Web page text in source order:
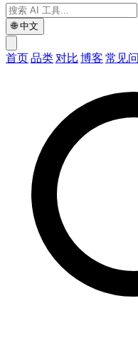
🌐中文
首页品类对比 博客 常见